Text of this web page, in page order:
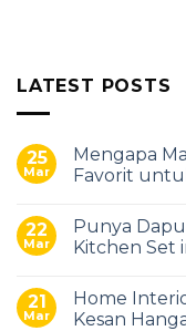
LATEST POSTS
25
Mar
Mengapa
Favorit
22
Mar
Punya
Kitchen Set
21
Mar
Home
Kesan